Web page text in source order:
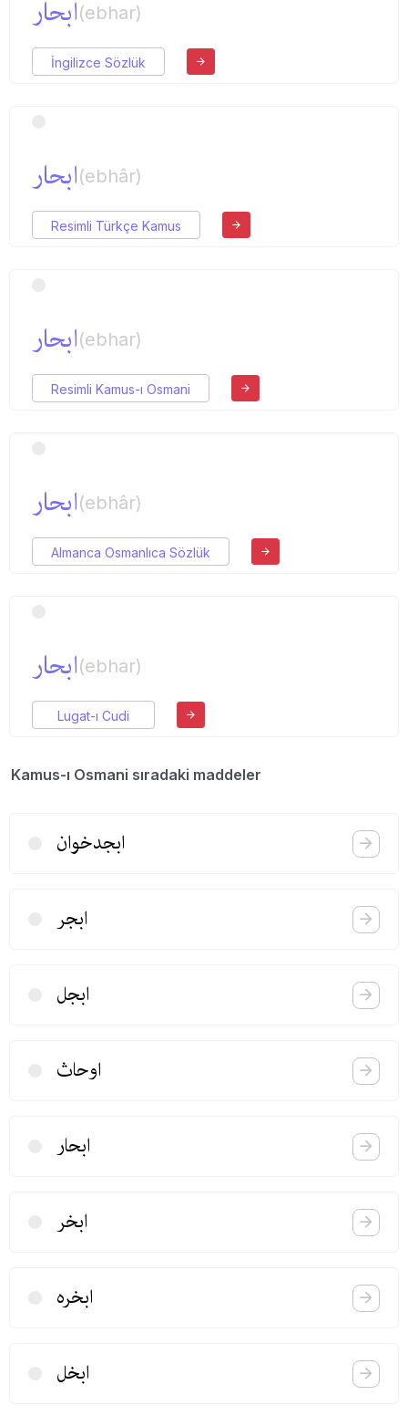
ابحار(ebhar)
İngilizce Sözlük
ابحار(ebhâr)
Resimli Türkçe Kamus
ابحار(ebhar)
Resimli Kamus-ı Osmani
ابحار(ebhâr)
Almanca Osmanlıca Sözlük
ابحار(ebhar)
Lugat-ı Cudi
Kamus-ı Osmani sıradaki maddeler
ابجدخوان
ابجر
ابجل
اوحاث
ابحار
ابخر
ابخره
ابخل